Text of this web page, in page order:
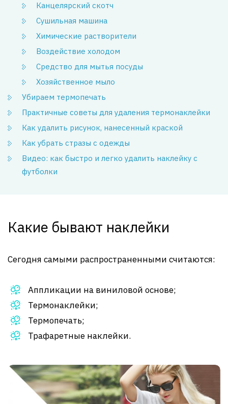
Канцелярский скотч
Сушильная машина
Химические растворители
Воздействие холодом
Средство для мытья посуды
Хозяйственное мыло
Убираем термопечать
Практичные советы для удаления термонаклейки
Как удалить рисунок, нанесенный краской
Как убрать стразы с одежды
Видео: как быстро и легко удалить наклейку с
футболки
Какие бывают наклейки
Сегодня самыми распространенными считаются:
Аппликации на виниловой основе;
Термонаклейки;
Термопечать;
Трафаретные наклейки.